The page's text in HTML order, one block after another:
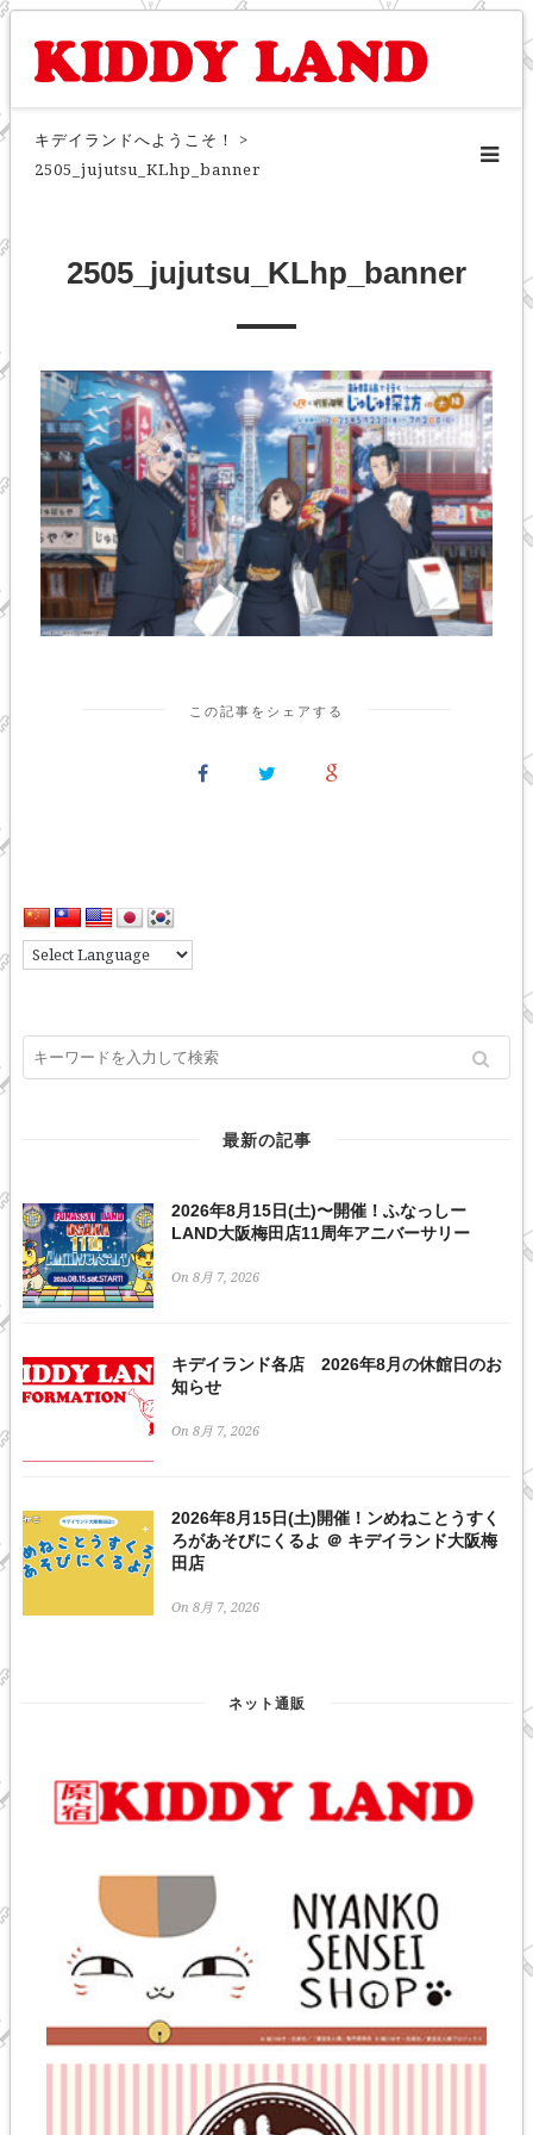
キデイランドへようこそ！
>
2505_jujutsu_KLhp_banner
2505_jujutsu_KLhp_banner
この記事をシェアする
最新の記事
2026年8月15日(土)〜開催！ふなっしー
LAND大阪梅田店11周年アニバーサリー
On 8月 7, 2026
キデイランド各店 2026年8月の休館日のお
知らせ
On 8月 7, 2026
2026年8月15日(土)開催！ンめねことうすく
ろがあそびにくるよ ＠ キデイランド大阪梅
田店
On 8月 7, 2026
ネット通販